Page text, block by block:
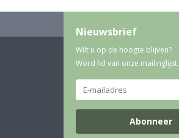
Nieuwsbrief
Wilt u op de hoogte blijven?
Word lid van onze mailinglijst:
Abonneer